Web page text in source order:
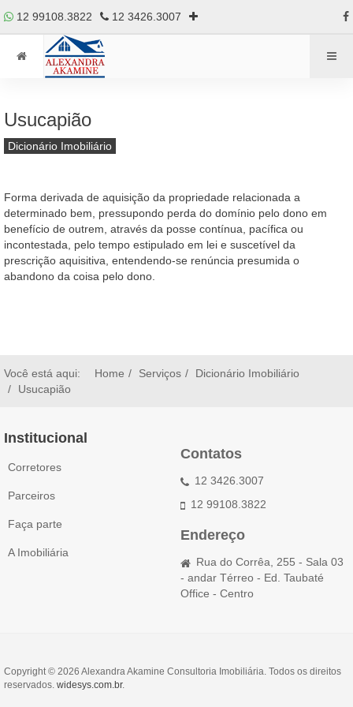
12 99108.3822 12 3426.3007
Usucapião
Dicionário Imobiliário
Forma derivada de aquisição da propriedade relacionada a
determinado bem, pressupondo perda do domínio pelo dono em
benefício de outrem, através da posse contínua, pacífica ou
incontestada, pelo tempo estipulado em lei e suscetível da
prescrição aquisitiva, entendendo-se renúncia presumida o
abandono da coisa pelo dono.
Você está aqui: Home Serviços
Dicionário Imobiliário
Usucapião
Institucional
Corretores
Parceiros
Faça parte
A Imobiliária
Contatos
12 3426.3007
12 99108.3822
Endereço
Rua do Corrêa, 255 - Sala 03
- andar Térreo - Ed. Taubaté
Office - Centro
Copyright © 2026 Alexandra Akamine Consultoria Imobiliária. Todos os direitos
reservados. widesys.com.br.